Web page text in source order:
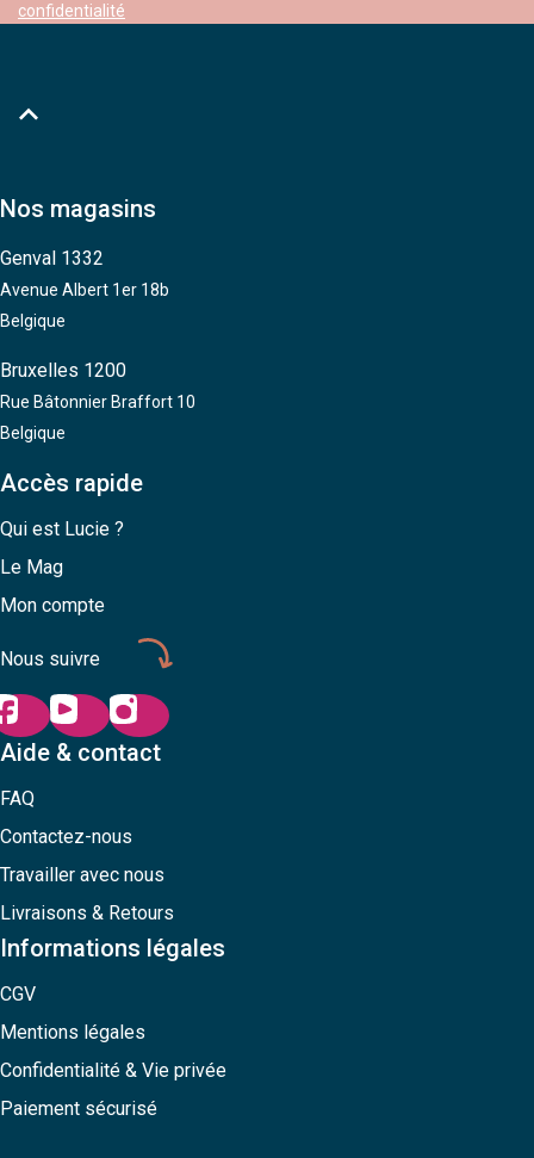
confidentialité

Nos magasins
Genval 1332
Avenue Albert 1er 18b
Belgique
Bruxelles 1200
Rue Bâtonnier Braffort 10
Belgique
Accès rapide
Qui est Lucie ?
Le Mag
Mon compte
Nous suivre
Aide & contact
FAQ
Contactez-nous
Travailler avec nous
Livraisons & Retours
Informations légales
CGV
Mentions légales
Confidentialité & Vie privée
Paiement sécurisé